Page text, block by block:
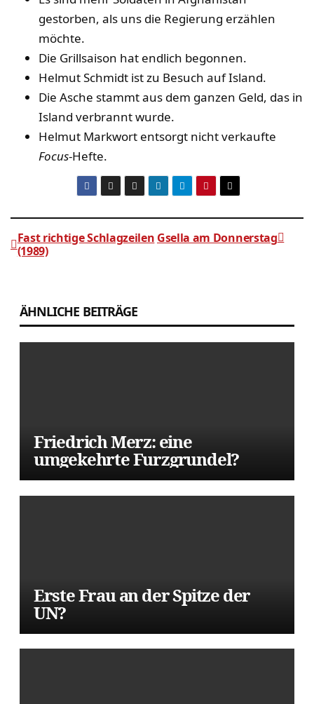
gestorben, als uns die Regierung erzählen
möchte.
Die Grillsaison hat endlich begonnen.
Helmut Schmidt ist zu Besuch auf Island.
Die Asche stammt aus dem ganzen Geld, das in
Island verbrannt wurde.
Helmut Markwort entsorgt nicht verkaufte
Focus-Hefte.
Gsella am Donnerstag
Fast richtige Schlagzeilen
(1989)
ÄHNLICHE BEITRÄGE
Friedrich Merz: eine
umgekehrte Furzgrundel?
Erste Frau an der Spitze der
UN?